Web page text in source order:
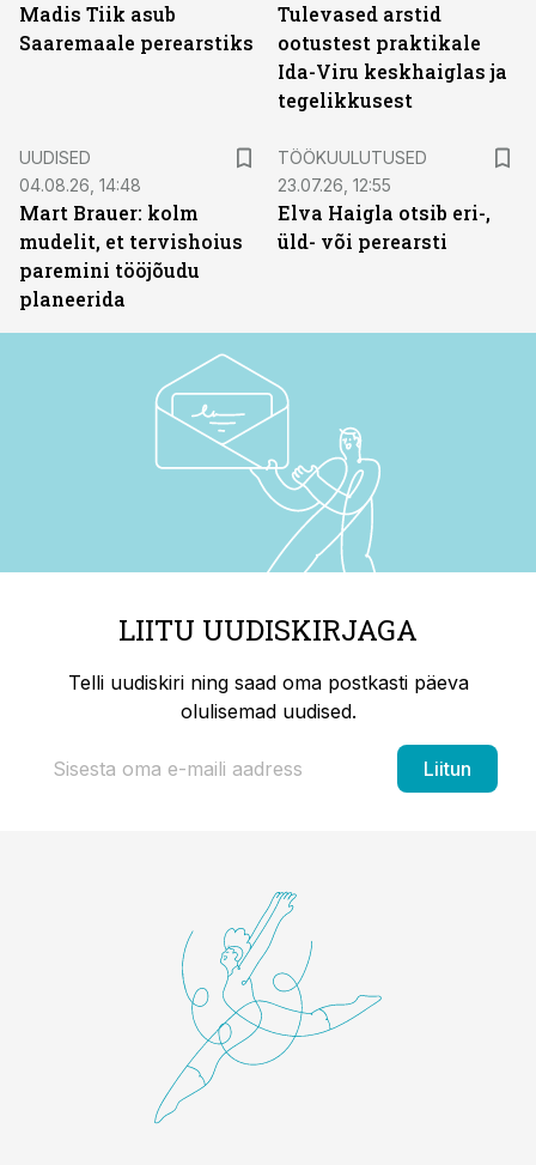
Madis Tiik asub
Saaremaale perearstiks
Tulevased arstid
ootustest praktikale
Ida-Viru keskhaiglas ja
tegelikkusest
UUDISED
04.08.26, 14:48
Mart Brauer: kolm
mudelit, et tervishoius
paremini tööjõudu
planeerida
TÖÖKUULUTUSED
23.07.26, 12:55
Elva Haigla otsib eri-,
üld- või perearsti
LIITU UUDISKIRJAGA
Telli uudiskiri ning saad oma postkasti päeva
olulisemad uudised.
Liitun